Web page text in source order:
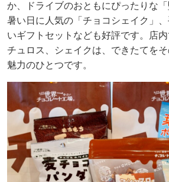
か、ドライブのおともにぴったりな「
暑い日に人気の「チョコシェイク」
いギフトセットなども好評です。店
チュロス、シェイクは、できたてを
魅力のひとつです。